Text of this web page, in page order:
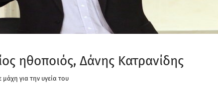
ηθοποιός, Δάνης Κατρανίδης
μάχη για την υγεία του